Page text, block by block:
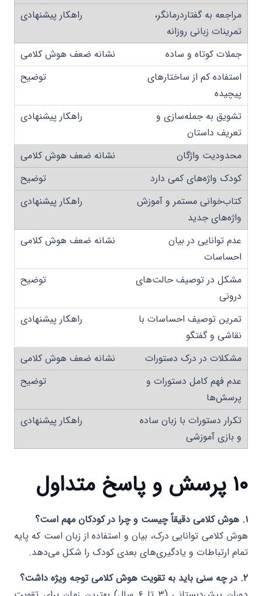
مراجعه به گفتاردرمانگر،
تمرینات زبانی روزانه
جملات کوتاه و ساده
استفاده کم از ساختارهای
پیچیده
تشویق به جمله‌سازی و
تعریف داستان
محدودیت واژگان
کودک واژه‌های کمی دارد
کتاب‌خوانی مستمر و آموزش
واژه‌های جدید
عدم توانایی در بیان
احساسات
مشکل در توصیف حالت‌های
درونی
تمرین توصیف احساسات با
نقاشی و گفتگو
مشکلات در درک دستورات
عدم فهم کامل دستورات و
پرسش‌ها
تکرار دستورات با زبان ساده
و بازی آموزشی
۱۰ پرسش و پاسخ متداول
۱. هوش کلامی دقیقاً چیست و چرا در کودکان مهم است؟
هوش کلامی توانایی درک، بیان و استفاده از زبان است که پایه
تمام ارتباطات و یادگیری‌های بعدی کودک را شکل می‌دهد.
۲. در چه سنی باید به تقویت هوش کلامی توجه ویژه داشت؟